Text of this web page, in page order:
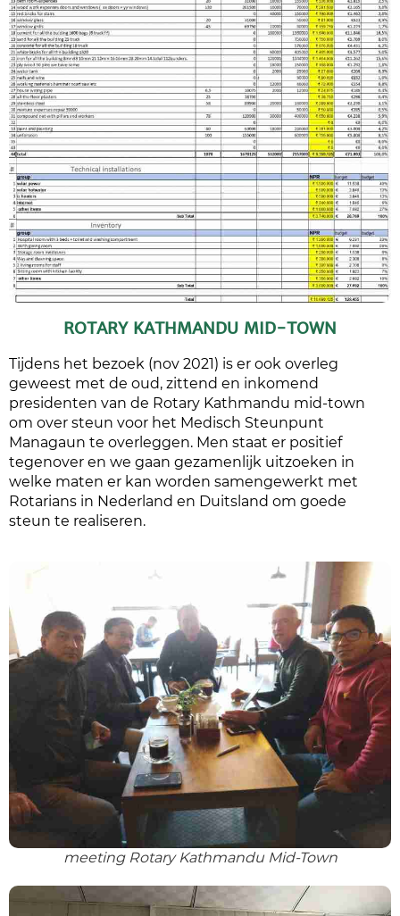
ROTARY KATHMANDU MID-TOWN
Tijdens het bezoek (nov 2021) is er ook overleg
geweest met de oud, zittend en inkomend
presidenten van de Rotary Kathmandu mid-town
om over steun voor het Medisch Steunpunt
Managaun te overleggen. Men staat er positief
tegenover en we gaan gezamenlijk uitzoeken in
welke maten er kan worden samengewerkt met
Rotarians in Nederland en Duitsland om goede
steun te realiseren.
meeting Rotary Kathmandu Mid-Town